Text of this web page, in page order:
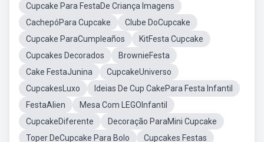
Cupcake Para FestaDe Criança Imagens
CachepóPara Cupcake
Clube DoCupcake
Cupcake ParaCumpleaños
KitFesta Cupcake
Cupcakes Decorados
BrownieFesta
Cake FestaJunina
CupcakeUniverso
CupcakesLuxo
Ideias De Cup CakePara Festa Infantil
FestaAlien
Mesa Com LEGOInfantil
CupcakeDiferente
Decoração ParaMini Cupcake
Toper DeCupcake Para Bolo
Cupcakes Festas